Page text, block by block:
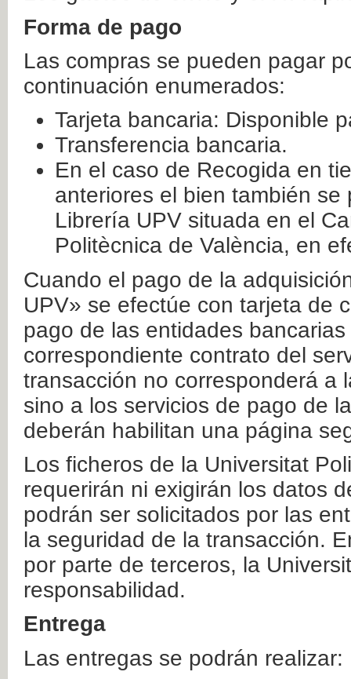
Forma de pago
Las compras se pueden pagar
continuación enumerados:
Tarjeta bancaria: Disponible
Transferencia bancaria.
En el caso de Recogida en
anteriores el bien también
Librería UPV situada en el
Politècnica de València, en
Cuando el pago de la
UPV» se efectúe con tarjeta de
pago de las entidades
correspondiente contrato del
transacción no corresponderá a
sino a los servicios de pago de
deberán habilitan una página
Los ficheros de la Universitat
requerirán ni exigirán los datos
podrán ser solicitados por las
la seguridad de la transacción.
por parte de terceros, la
responsabilidad.
Entrega
Las entregas se podrán realizar: